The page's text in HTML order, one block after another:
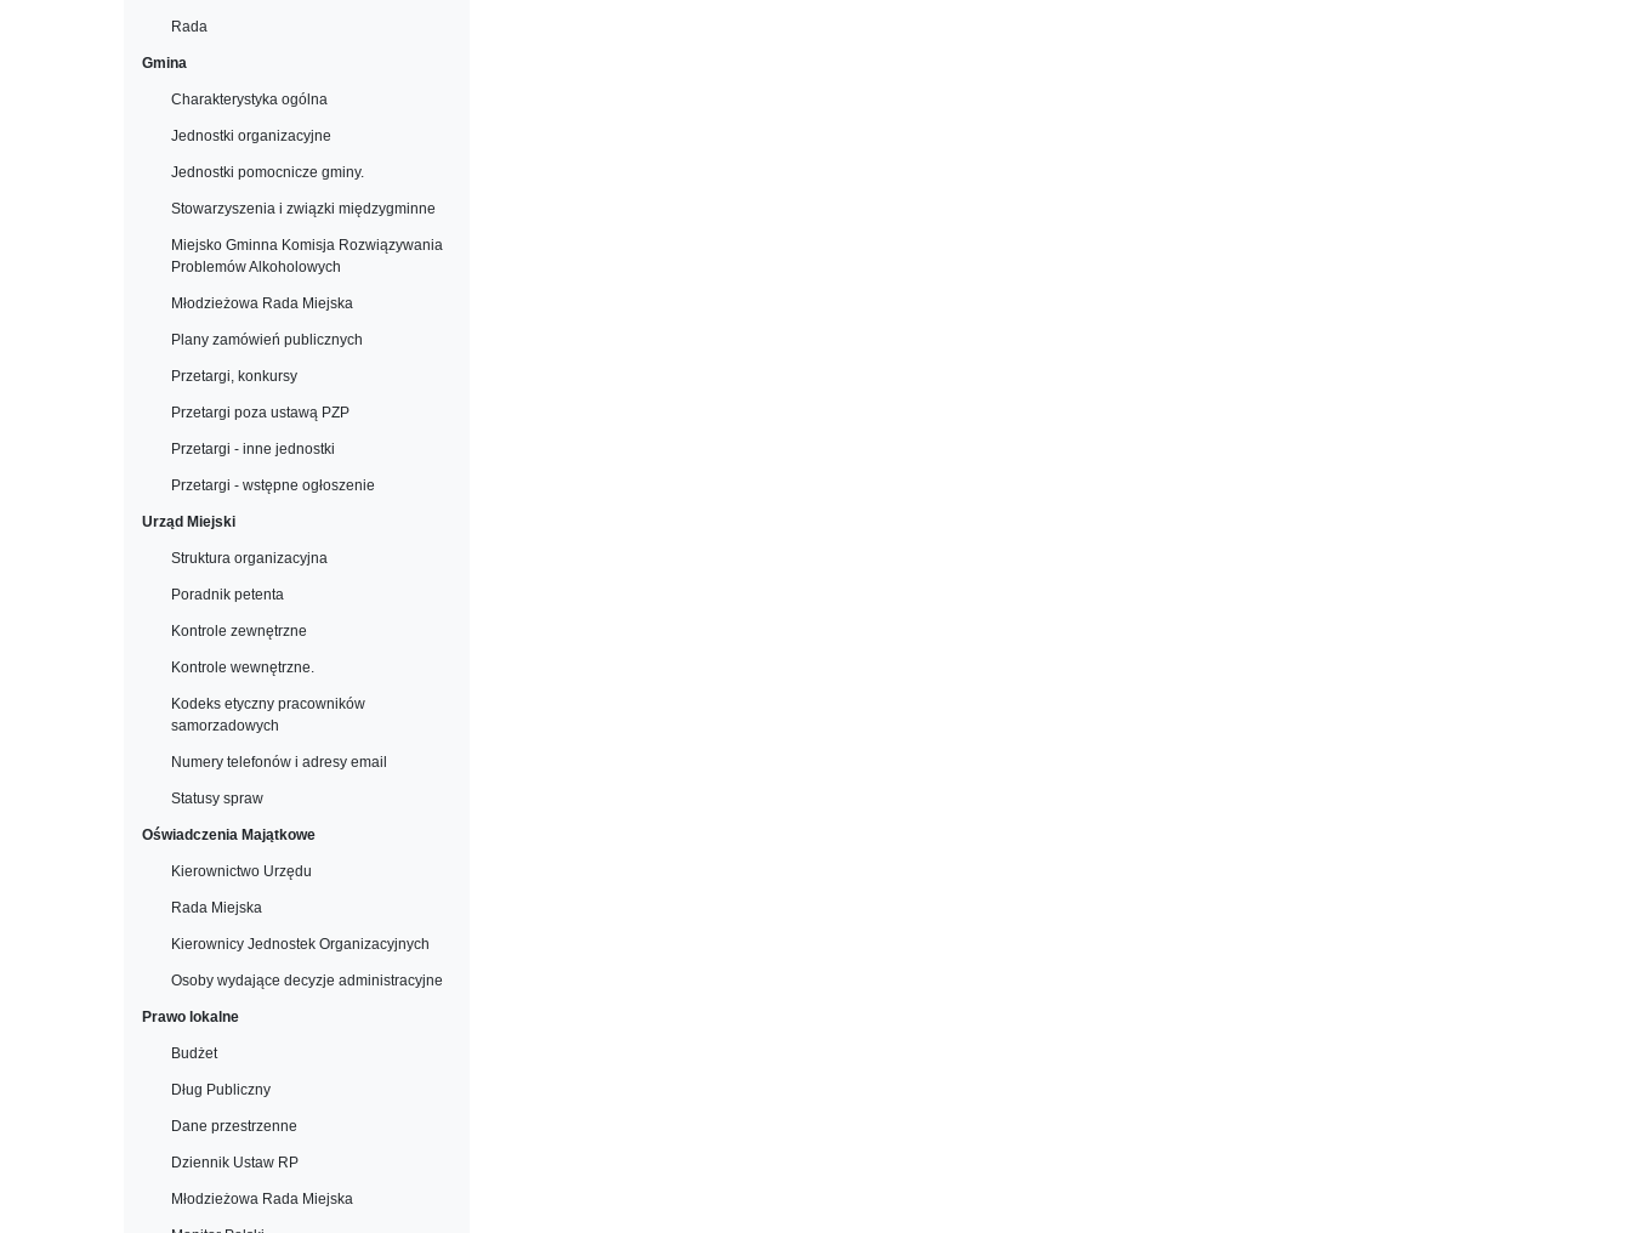
Rada
Gmina
Charakterystyka ogólna
Jednostki organizacyjne
Jednostki pomocnicze gminy.
Stowarzyszenia i związki międzygminne
Miejsko Gminna Komisja Rozwiązywania
Problemów Alkoholowych
Młodzieżowa Rada Miejska
Plany zamówień publicznych
Przetargi, konkursy
Przetargi poza ustawą PZP
Przetargi - inne jednostki
Przetargi - wstępne ogłoszenie
Urząd Miejski
Struktura organizacyjna
Poradnik petenta
Kontrole zewnętrzne
Kontrole wewnętrzne.
Kodeks etyczny pracowników
samorzadowych
Numery telefonów i adresy email
Statusy spraw
Oświadczenia Majątkowe
Kierownictwo Urzędu
Rada Miejska
Kierownicy Jednostek Organizacyjnych
Osoby wydające decyzje administracyjne
Prawo lokalne
Budżet
Dług Publiczny
Dane przestrzenne
Dziennik Ustaw RP
Młodzieżowa Rada Miejska